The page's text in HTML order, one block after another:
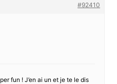
#92410
fun ! J’en ai un et je te le dis